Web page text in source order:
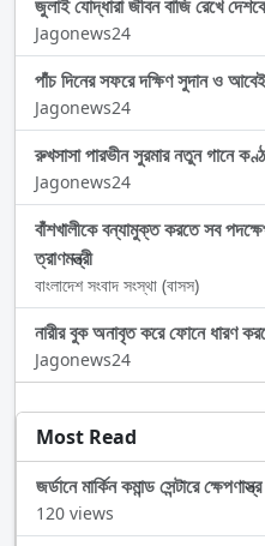
জুলাই যোদ্ধারা জীবন বাজি রেখে
Jagonews24
পাঁচ দিনের সফরে দক্ষিণ সুদান ও
Jagonews24
রুখসাসা পারভীন সুরমার নতুন গানে
Jagonews24
বাঁশখালীকে বন্যামুক্ত করতে সব
ত্রাণমন্ত্রী
বাংলাদেশ সংবাদ সংস্থা (বাসস)
নারীর বুক অনাবৃত করে ফোনে ধারণ
Jagonews24
Most Read
জর্ডানে মার্কিন কমান্ড সেন্টারে
120 views